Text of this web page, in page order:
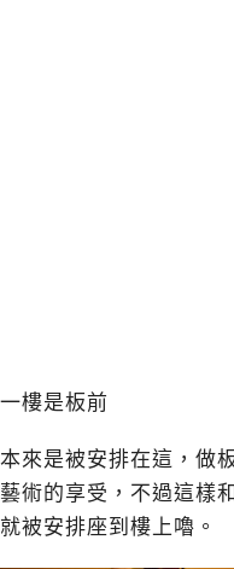
一樓是板前
本來是被安排在這，做
藝術的享受，不過這樣
就被安排座到樓上嚕。